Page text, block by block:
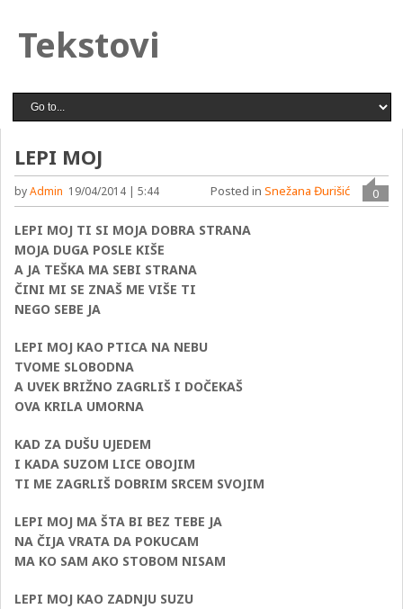
Tekstovi
LEPI MOJ
byAdmin 19/04/2014 | 5:44 0
Posted in Snežana Đurišić
LEPI MOJ TI SI MOJA DOBRA STRANA
MOJA DUGA POSLE KIŠE
A JA TEŠKA MA SEBI STRANA
ČINI MI SE ZNAŠ ME VIŠE TI
NEGO SEBE JA
LEPI MOJ KAO PTICA NA NEBU
TVOME SLOBODNA
A UVEK BRIŽNO ZAGRLIŠ I DOČEKAŠ
OVA KRILA UMORNA
KAD ZA DUŠU UJEDEM
I KADA SUZOM LICE OBOJIM
TI ME ZAGRLIŠ DOBRIM SRCEM SVOJIM
LEPI MOJ MA ŠTA BI BEZ TEBE JA
NA ČIJA VRATA DA POKUCAM
MA KO SAM AKO STOBOM NISAM
LEPI MOJ KAO ZADNJU SUZU